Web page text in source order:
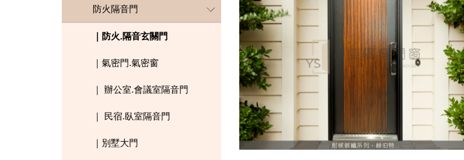
防火隔音門
｜防火.隔音玄關門
｜氣密門.氣密窗
｜ 辦公室.會議室隔音門
｜ 民宿.臥室隔音門
｜別墅大門